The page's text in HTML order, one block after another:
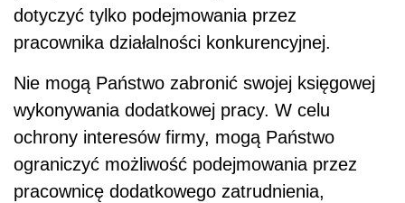
dotyczyć tylko podejmowania przez
pracownika działalności konkurencyjnej.
Nie mogą Państwo zabronić swojej księgowej
wykonywania dodatkowej pracy. W celu
ochrony interesów firmy, mogą Państwo
ograniczyć możliwość podejmowania przez
pracownicę dodatkowego zatrudnienia,